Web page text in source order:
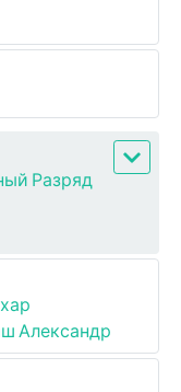
Разряд
Александр